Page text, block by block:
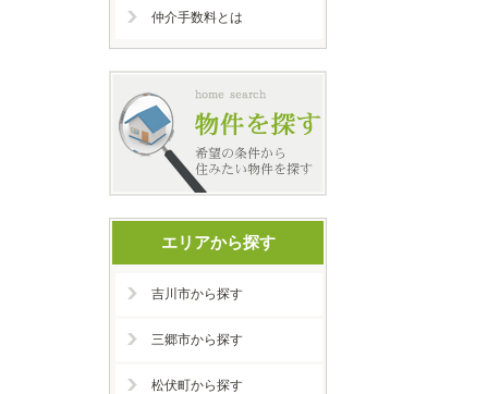
仲介手数料とは
エリアから探す
吉川市から探す
三郷市から探す
松伏町から探す